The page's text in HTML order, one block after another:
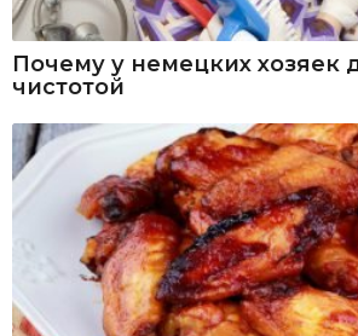
Почему у немецких хозяек
чистотой